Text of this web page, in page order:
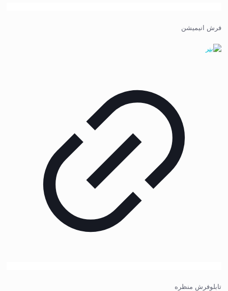
فرش انیمیشن
تابلوفرش منظره